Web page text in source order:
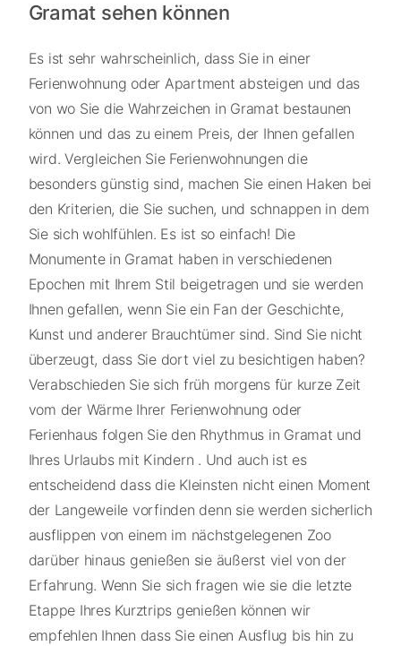
Gramat sehen können
Es ist sehr wahrscheinlich, dass Sie in einer
Ferienwohnung oder Apartment absteigen und das
von wo Sie die Wahrzeichen in Gramat bestaunen
können und das zu einem Preis, der Ihnen gefallen
wird. Vergleichen Sie Ferienwohnungen die
besonders günstig sind, machen Sie einen Haken bei
den Kriterien, die Sie suchen, und schnappen in dem
Sie sich wohlfühlen. Es ist so einfach! Die
Monumente in Gramat haben in verschiedenen
Epochen mit Ihrem Stil beigetragen und sie werden
Ihnen gefallen, wenn Sie ein Fan der Geschichte,
Kunst und anderer Brauchtümer sind. Sind Sie nicht
überzeugt, dass Sie dort viel zu besichtigen haben?
Verabschieden Sie sich früh morgens für kurze Zeit
vom der Wärme Ihrer Ferienwohnung oder
Ferienhaus folgen Sie den Rhythmus in Gramat und
Ihres Urlaubs mit Kindern . Und auch ist es
entscheidend dass die Kleinsten nicht einen Moment
der Langeweile vorfinden denn sie werden sicherlich
ausflippen von einem im nächstgelegenen Zoo
darüber hinaus genießen sie äußerst viel von der
Erfahrung. Wenn Sie sich fragen wie sie die letzte
Etappe Ihres Kurztrips genießen können wir
empfehlen Ihnen dass Sie einen Ausflug bis hin zu